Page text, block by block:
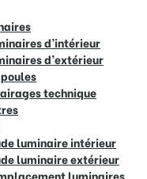
d’intérieur
d’extérieur
technique
luminaire intérieur
luminaire extérieur